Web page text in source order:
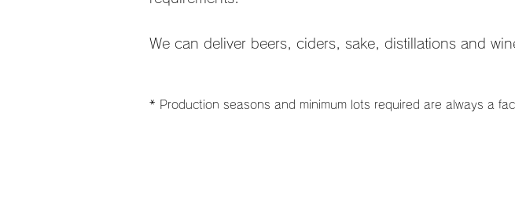
We can deliver beers, ciders, sake, distillations and
* Production seasons and minimum lots required are always a